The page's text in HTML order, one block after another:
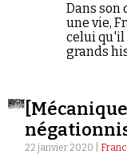
Dans son
une vie,
celui qu'il
grands
22 janvier 2020 |